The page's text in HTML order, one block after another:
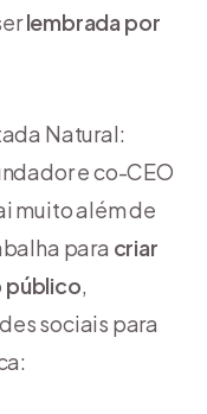
lembrada por
Natural:
e co-CEO
muito além de
para criar
público,
sociais para